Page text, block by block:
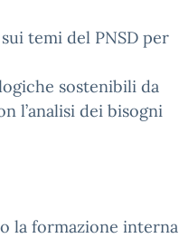
temi del PNSD per
sostenibili da
l’analisi dei bisogni
la formazione interna